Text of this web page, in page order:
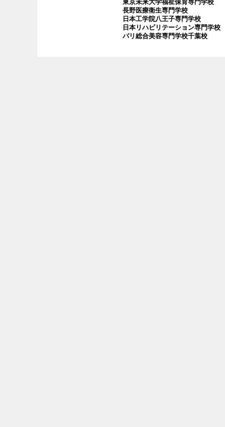
東京未来大学福祉保育専門学校
長野医療衛生専門学校
日本工学院八王子専門学校
日本リハビリテーション専門学校
パリ総合美容専門学校千葉校